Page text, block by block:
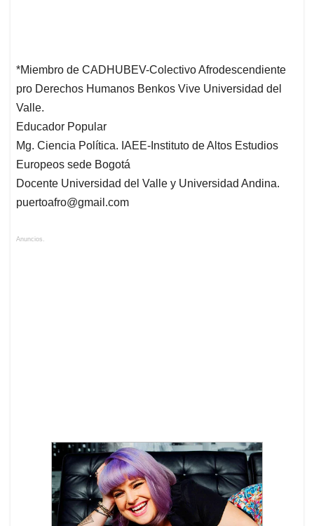
*Miembro de CADHUBEV-Colectivo Afrodescendiente
pro Derechos Humanos Benkos Vive Universidad del
Valle.
Educador Popular
Mg. Ciencia Política. IAEE-Instituto de Altos Estudios
Europeos sede Bogotá
Docente Universidad del Valle y Universidad Andina.
puertoafro@gmail.com
Anuncios.